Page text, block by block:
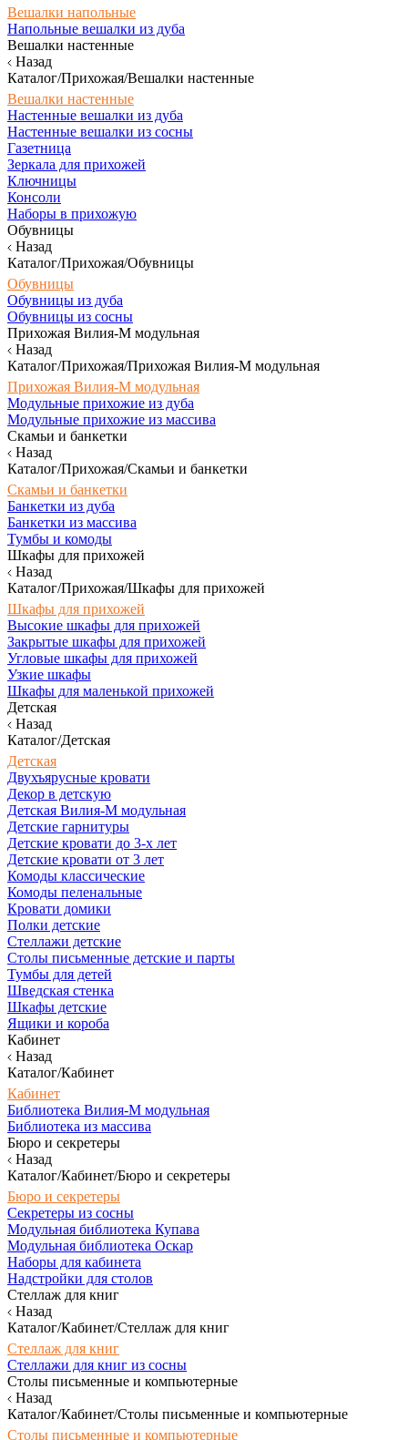
Вешалки напольные
Напольные вешалки из дуба
Вешалки настенные
Назад
Каталог/Прихожая/Вешалки настенные
Вешалки настенные
Настенные вешалки из дуба
Настенные вешалки из сосны
Газетница
Зеркала для прихожей
Ключницы
Консоли
Наборы в прихожую
Обувницы
Назад
Каталог/Прихожая/Обувницы
Обувницы
Обувницы из дуба
Обувницы из сосны
Прихожая Вилия-М модульная
Назад
Каталог/Прихожая/Прихожая Вилия-М модульная
Прихожая Вилия-М модульная
Модульные прихожие из дуба
Модульные прихожие из массива
Скамьи и банкетки
Назад
Каталог/Прихожая/Скамьи и банкетки
Скамьи и банкетки
Банкетки из дуба
Банкетки из массива
Тумбы и комоды
Шкафы для прихожей
Назад
Каталог/Прихожая/Шкафы для прихожей
Шкафы для прихожей
Высокие шкафы для прихожей
Закрытые шкафы для прихожей
Угловые шкафы для прихожей
Узкие шкафы
Шкафы для маленькой прихожей
Детская
Назад
Каталог/Детская
Детская
Двухъярусные кровати
Декор в детскую
Детская Вилия-М модульная
Детские гарнитуры
Детские кровати до 3-х лет
Детские кровати от 3 лет
Комоды классические
Комоды пеленальные
Кровати домики
Полки детские
Стеллажи детские
Столы письменные детские и парты
Тумбы для детей
Шведская стенка
Шкафы детские
Ящики и короба
Кабинет
Назад
Каталог/Кабинет
Кабинет
Библиотека Вилия-М модульная
Библиотека из массива
Бюро и секретеры
Назад
Каталог/Кабинет/Бюро и секретеры
Бюро и секретеры
Секретеры из сосны
Модульная библиотека Купава
Модульная библиотека Оскар
Наборы для кабинета
Надстройки для столов
Стеллаж для книг
Назад
Каталог/Кабинет/Стеллаж для книг
Стеллаж для книг
Стеллажи для книг из сосны
Столы письменные и компьютерные
Назад
Каталог/Кабинет/Столы письменные и компьютерные
Столы письменные и компьютерные